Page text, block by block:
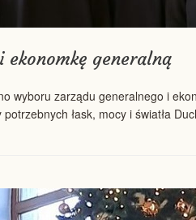
generalną
wyboru zarządu generalnego i
łask, mocy i światła